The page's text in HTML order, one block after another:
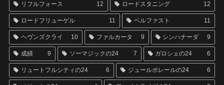
リフルフォース 12 ロードスタニング 12
ロードフリューゲル 11 ベルファスト 11
ヘヴンズクライ 10 ファルカータ 9 シンハナーダ 9
成績 9 ソーマジックの24 7 ガロシェの24 6
リュートフルシティの24 6 ジュールポレールの24 6